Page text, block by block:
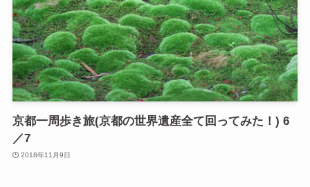
京都一周歩き旅(京都の世界遺産全て回ってみた！) 6
／7
2018年11月9日